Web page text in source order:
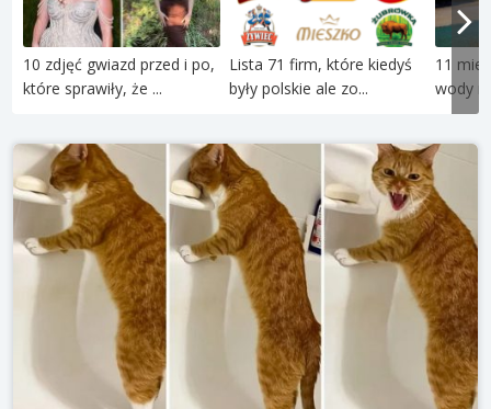
10 zdjęć gwiazd przed i po,
które sprawiły, że ...
Lista 71 firm, które kiedyś
były polskie ale zo...
11
wody